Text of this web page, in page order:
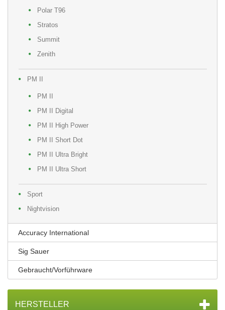
Polar T96
Stratos
Summit
Zenith
PM II
PM II
PM II Digital
PM II High Power
PM II Short Dot
PM II Ultra Bright
PM II Ultra Short
Sport
Nightvision
Accuracy International
Sig Sauer
Gebraucht/Vorführware
HERSTELLER